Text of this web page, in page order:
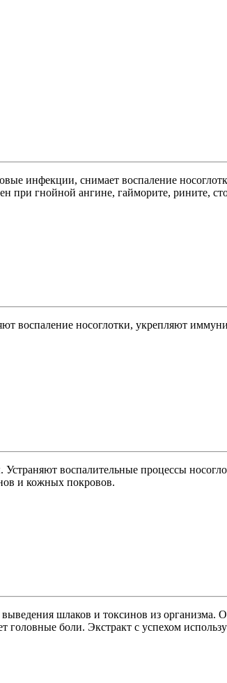
инфекции, снимает воспаление
при гнойной ангине, гайморите, рините,
воспаление носоглотки, укрепляют
воспалительные процессы
и кожных покровов.
шлаков и токсинов из организма.
головные боли. Экстракт с успехом